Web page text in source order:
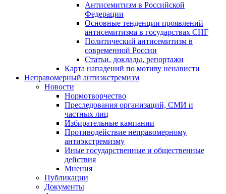
Антисемитизм в Российской
Федерации
Основные тенденции проявлений
антисемитизма в государствах СНГ
Политический антисемитизм в
современной России
Статьи, доклады, репортажи
Карта нападений по мотиву ненависти
Неправомерный антиэкстремизм
Новости
Нормотворчество
Преследования организаций, СМИ и
частных лиц
Избирательные кампании
Противодействие неправомерному
антиэкстремизму
Иные государственные и общественные
действия
Мнения
Публикации
Документы